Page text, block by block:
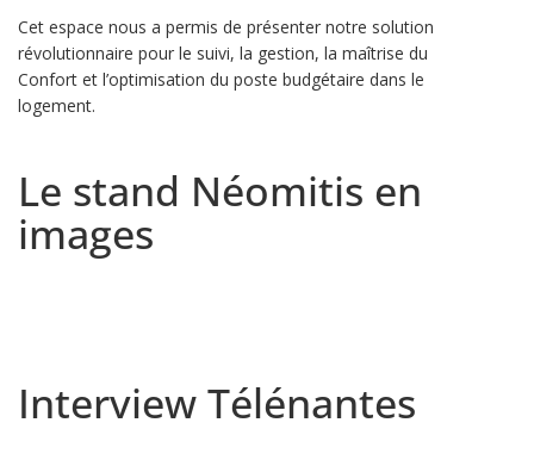
Cet espace nous a permis de présenter notre solution
révolutionnaire pour le suivi, la gestion, la maîtrise du
Confort et l’optimisation du poste budgétaire dans le
logement.
Le stand Néomitis en
images
Interview Télénantes